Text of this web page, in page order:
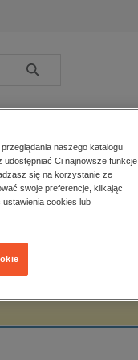
Szukaj
E-prasa
naszego katalogu
Ci najnowsze funkcje,
się na korzystanie ze
swoje preferencje, klikając
ustawienia cookies lub